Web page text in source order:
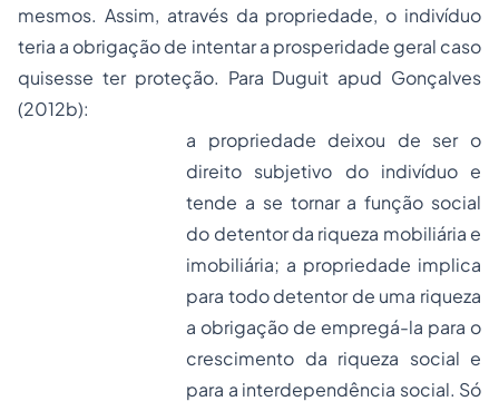
mesmos. Assim, através da propriedade, o indivíduo
teria a obrigação de intentar a prosperidade geral caso
quisesse ter proteção. Para Duguit apud Gonçalves
(2012b):
a propriedade deixou de ser o
direito subjetivo do indivíduo e
tende a se tornar a função social
do detentor da riqueza mobiliária e
imobiliária; a propriedade implica
para todo detentor de uma riqueza
a obrigação de empregá-la para o
crescimento da riqueza social e
para a interdependência social. Só